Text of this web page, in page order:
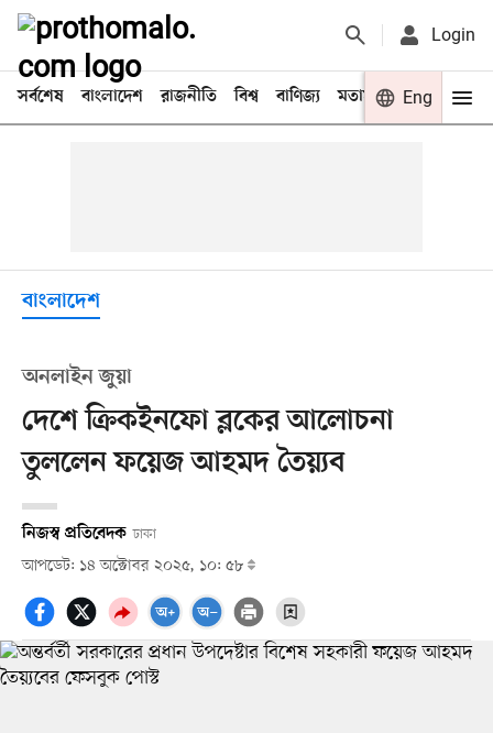
Login
সর্বশেষ বাংলাদেশ রাজনীতি বিশ্ব বাণিজ্য মতামত খেলা
Eng
বাংলাদেশ
অনলাইন জুয়া
দেশে ক্রিকইনফো ব্লকের আলোচনা
তুললেন ফয়েজ আহমদ তৈয়্যব
নিজস্ব প্রতিবেদক ঢাকা
আপডেট: ১৪ অক্টোবর ২০২৫, ১০: ৫৮